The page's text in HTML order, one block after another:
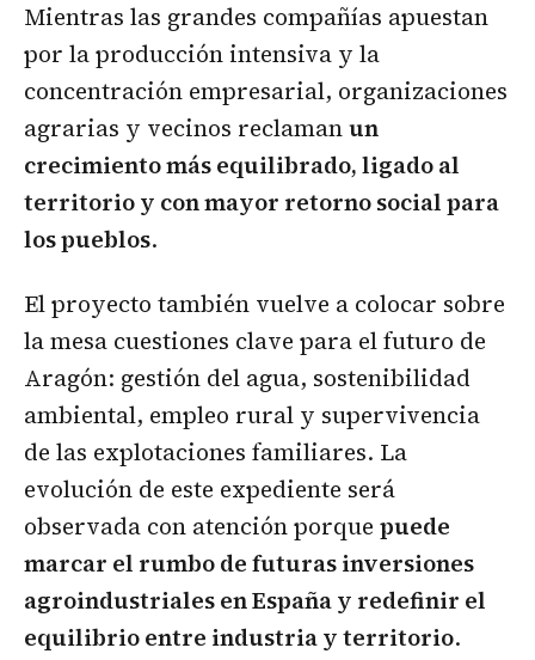
Mientras las grandes compañías apuestan
por la producción intensiva y la
concentración empresarial, organizaciones
agrarias y vecinos reclamanun
crecimiento más equilibrado, ligado al
territorio y con mayor retorno social para
los pueblos.
El proyecto también vuelve a colocar sobre
la mesa cuestiones clave para el futuro de
Aragón: gestión del agua, sostenibilidad
ambiental, empleo rural y supervivencia
de las explotaciones familiares. La
evolución de este expediente será
observada con atención porque puede
marcar el rumbo de futuras inversiones
agroindustriales en España y redefinir el
equilibrio entre industria y territorio.